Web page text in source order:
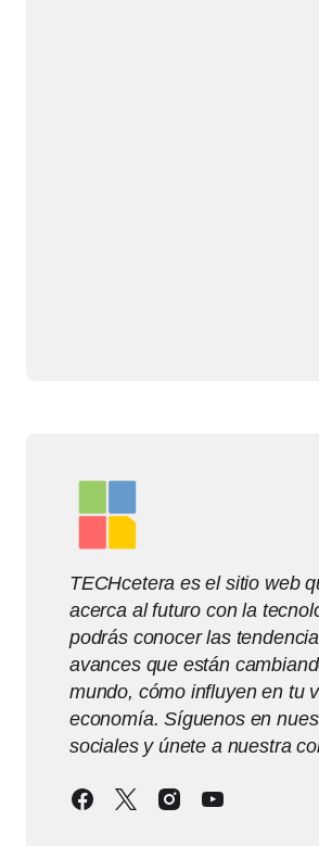
TECHcetera es el sitio web
acerca al futuro con la
podrás conocer las
avances que están
mundo, cómo influyen en tu
economía. Síguenos en
sociales y únete a nuestra